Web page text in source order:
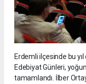
Erdemli ilçesinde bu
Edebiyat Günleri,
tamamlandı. İlber